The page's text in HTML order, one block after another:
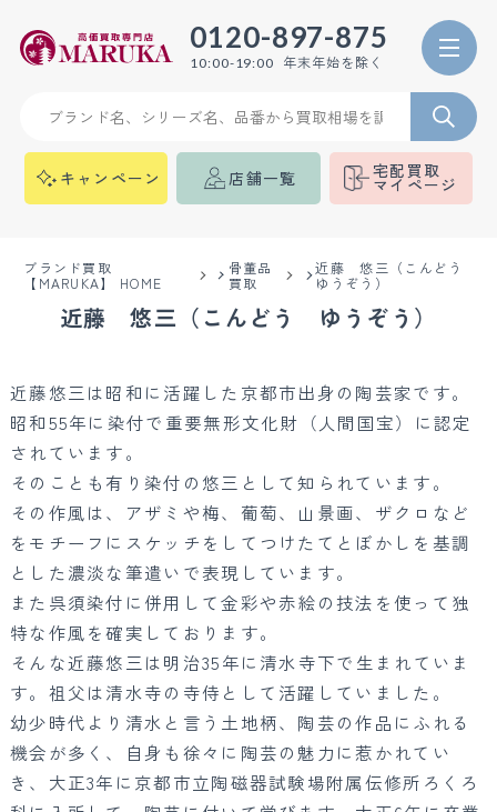
0120-897-875
10:00-19:00 年末年始を除く
キャンペーン 店舗一覧 宅配買取
マイページ
ブランド買取
【MARUKA】 HOME
骨董品
買取
近藤 悠三（こんどう
ゆうぞう）
近藤 悠三（こんどう ゆうぞう）
近藤悠三は昭和に活躍した京都市出身の陶芸家です。
昭和55年に染付で重要無形文化財（人間国宝）に認定
されています。
そのことも有り染付の悠三として知られています。
その作風は、アザミや梅、葡萄、山景画、ザクロなど
をモチーフにスケッチをしてつけたてとぼかしを基調
とした濃淡な筆遣いで表現しています。
また呉須染付に併用して金彩や赤絵の技法を使って独
特な作風を確実しております。
そんな近藤悠三は明治35年に清水寺下で生まれていま
す。祖父は清水寺の寺侍として活躍していました。
幼少時代より清水と言う土地柄、陶芸の作品にふれる
機会が多く、自身も徐々に陶芸の魅力に惹かれてい
き、大正3年に京都市立陶磁器試験場附属伝修所ろくろ